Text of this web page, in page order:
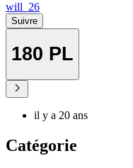
will_26
Suivre
180 PL
il y a 20 ans
Catégorie